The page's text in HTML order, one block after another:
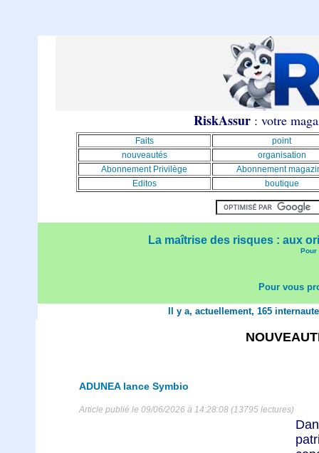
RiskAssur: votre
Faits
point
nouveautés
organisation
Abonnement Privilège
Abonnement
Editos
boutique
La maîtrise des risques : aux
Pour
Pour vous
Il y a, actuellement, 165
ADUNEA lance Symbio
Article publié le 09/06/2026 à 14:28:08 (13795 lectures)